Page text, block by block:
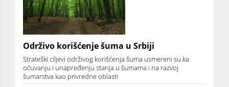
Održivo korišćenje šuma u Srbiji
Strateški ciljevi održivog korišćenja šuma usmereni su ka
očuvanju i unapređenju stanja u šumama i na razvoj
šumarstva kao privredne oblasti